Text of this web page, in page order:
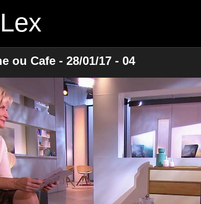
ou Cafe - 28/01/17 - 04